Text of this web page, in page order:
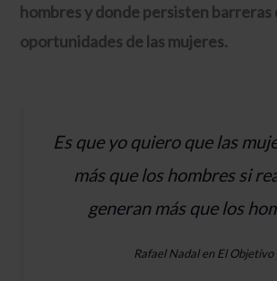
hombres y donde persisten barreras
oportunidades de las mujeres.
Es que yo quiero que las
más que los hombres si
generan más que los
Rafael Nadal en El Objetivo